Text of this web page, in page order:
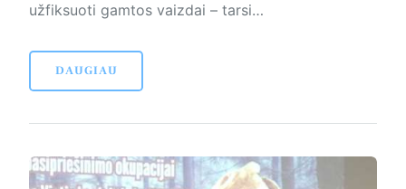
užfiksuoti gamtos vaizdai – tarsi…
DAUGIAU